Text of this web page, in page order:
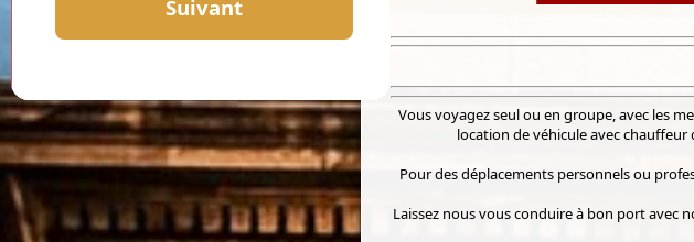
Vous voyagez seul ou en groupe, avec les
location de véhicule avec chauffeur
Pour des déplacements personnels ou
Laissez nous vous conduire à bon port avec